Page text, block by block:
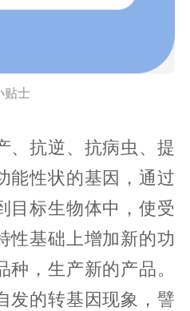
贴士
、抗逆、抗病虫、提
能性状的基因，通过
目标生物体中，使受
性基础上增加新的功
，生产新的产品。
发的转基因现象，譬